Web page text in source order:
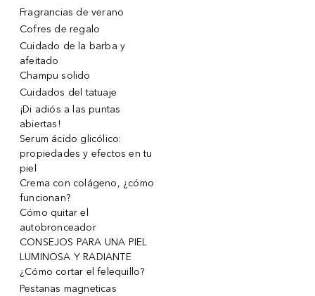
Fragrancias de verano
Cofres de regalo
Cuidado de la barba y
afeitado
Champu solido
Cuidados del tatuaje
¡Di adiós a las puntas
abiertas!
Serum ácido glicólico:
propiedades y efectos en tu
piel
Crema con colágeno, ¿cómo
funcionan?
Cómo quitar el
autobronceador
CONSEJOS PARA UNA PIEL
LUMINOSA Y RADIANTE
¿Cómo cortar el felequillo?
Pestanas magneticas